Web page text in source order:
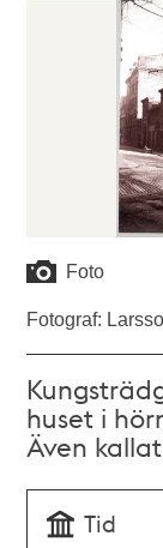
Foto
Fotograf:
huset i
Även
Tid